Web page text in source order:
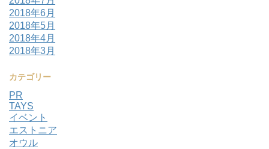
2018年6月
2018年5月
2018年4月
2018年3月
カテゴリー
PR
TAYS
イベント
エストニア
オウル